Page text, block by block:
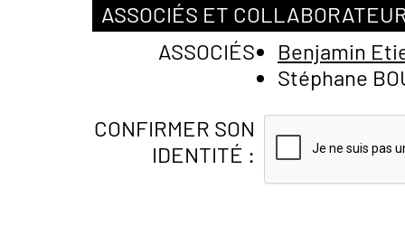
ASSOCIÉS ET
ASSOCIÉS
Benjamin
Stéphane
CONFIRMER SON
IDENTITÉ :